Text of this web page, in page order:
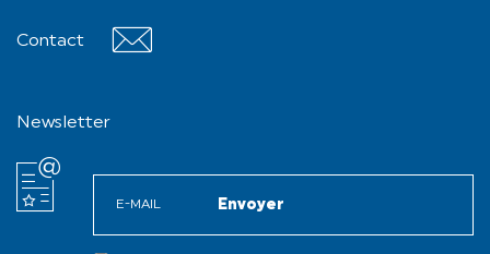
Contact
Newsletter